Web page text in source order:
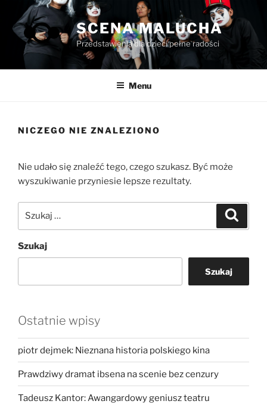
Przejdź
treści
SCENA MALUCHA
Przedstawienia dla dzieci pełne radości
Menu
NICZEGO NIE ZNALEZIONO
Nie udało się znaleźć tego, czego szukasz. Być może
wyszukiwanie przyniesie lepsze rezultaty.
Szukaj
Szukaj
Ostatnie wpisy
piotr dejmek: Nieznana historia polskiego kina
Prawdziwy dramat ibsena na scenie bez cenzury
Tadeusz Kantor: Awangardowy geniusz teatru